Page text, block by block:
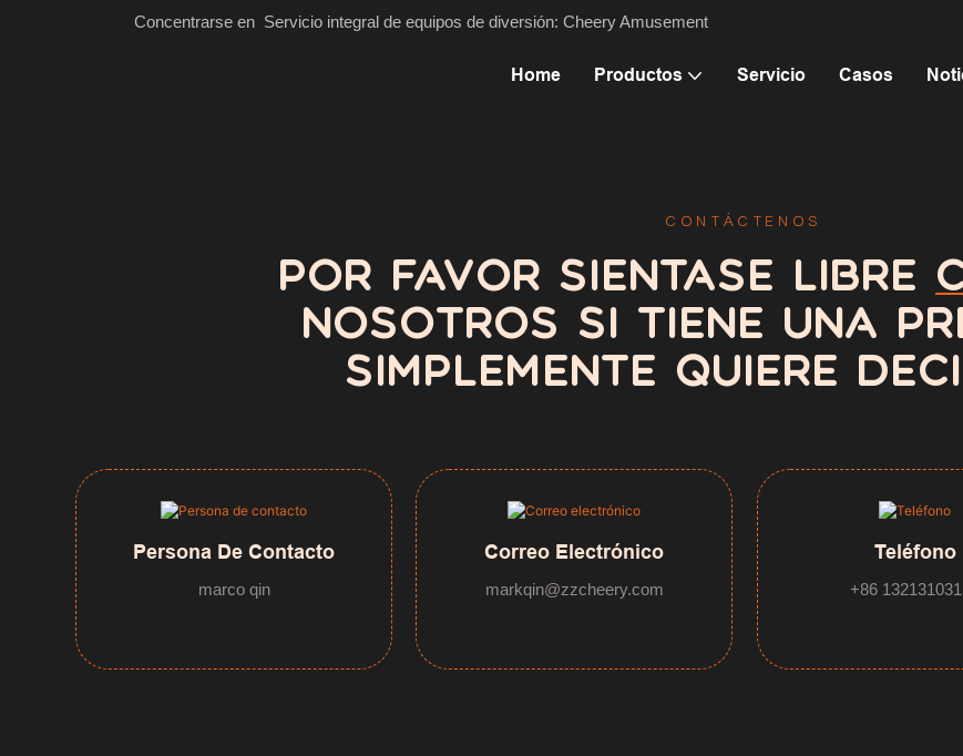
Concentrarse en Servicio integral de equipos de diversión: Cheery Amusement
Home Productos Servicio Casos
CONTÁCTENOS
POR FAVOR SIÉNTASE LIBRE
NOSOTROS SI TIENE UNA
SIMPLEMENTE QUIERE
Persona De Contacto
marco qin
Correo Electrónico
markqin@zzcheery.com
Teléfono
+86